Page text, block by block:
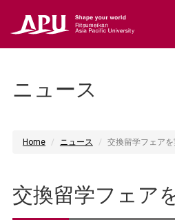
ニュース
Home ニュース 交換留学フェア
交換留学フェア